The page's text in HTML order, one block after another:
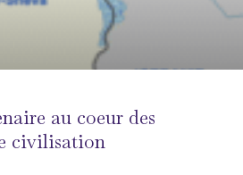
au coeur des
civilisation